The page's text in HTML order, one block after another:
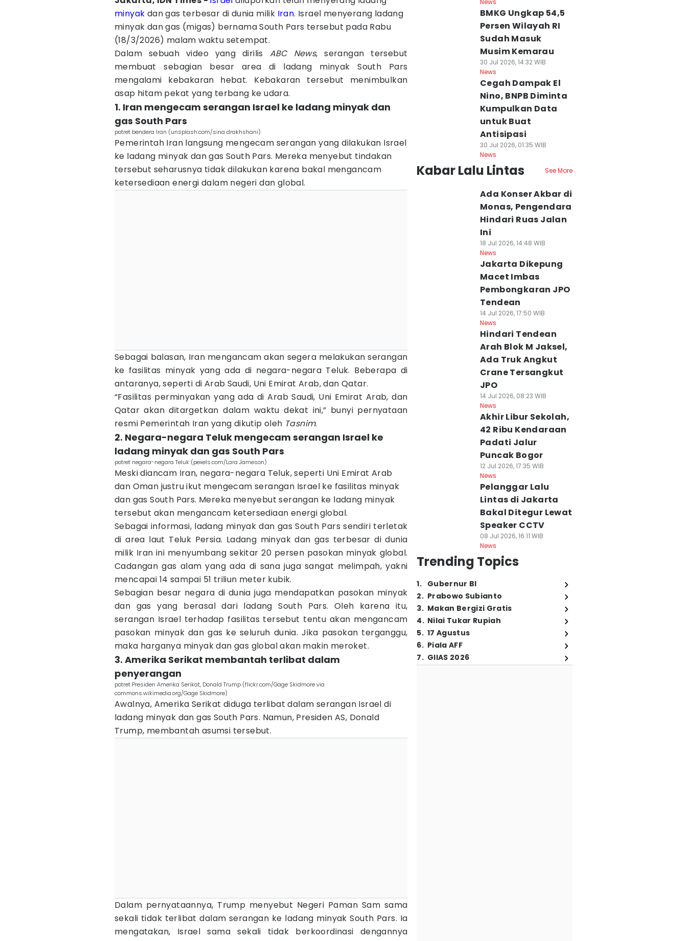
minyak dan gas terbesar di dunia milik Iran. Israel menyerang ladang
minyak dan gas (migas) bernama South Pars tersebut pada Rabu
(18/3/2026) malam waktu setempat.
Dalam sebuah video yang dirilis ABC News, serangan tersebut
membuat sebagian besar area di ladang minyak South Pars
mengalami kebakaran hebat. Kebakaran tersebut menimbulkan
asap hitam pekat yang terbang ke udara.
1. Iran mengecam serangan Israel ke ladang minyak dan
gas South Pars
potret bendera Iran (unsplash.com/sina drakhshani)
Pemerintah Iran langsung mengecam serangan yang dilakukan Israel
ke ladang minyak dan gas South Pars. Mereka menyebut tindakan
tersebut seharusnya tidak dilakukan karena bakal mengancam
ketersediaan energi dalam negeri dan global.
Sebagai balasan, Iran mengancam akan segera melakukan serangan
ke fasilitas minyak yang ada di negara-negara Teluk. Beberapa di
antaranya, seperti di Arab Saudi, Uni Emirat Arab, dan Qatar.
“Fasilitas perminyakan yang ada di Arab Saudi, Uni Emirat Arab, dan
Qatar akan ditargetkan dalam waktu dekat ini,” bunyi pernyataan
resmi Pemerintah Iran yang dikutip oleh Tasnim.
2. Negara-negara Teluk mengecam serangan Israel ke
ladang minyak dan gas South Pars
potret negara-negara Teluk (pexels.com/Lara Jameson)
Meski diancam Iran, negara-negara Teluk, seperti Uni Emirat Arab
dan Oman justru ikut mengecam serangan Israel ke fasilitas minyak
dan gas South Pars. Mereka menyebut serangan ke ladang minyak
tersebut akan mengancam ketersediaan energi global.
Sebagai informasi, ladang minyak dan gas South Pars sendiri terletak
di area laut Teluk Persia. Ladang minyak dan gas terbesar di dunia
milik Iran ini menyumbang sekitar 20 persen pasokan minyak global.
Cadangan gas alam yang ada di sana juga sangat melimpah, yakni
mencapai 14 sampai 51 triliun meter kubik.
Sebagian besar negara di dunia juga mendapatkan pasokan minyak
dan gas yang berasal dari ladang South Pars. Oleh karena itu,
serangan Israel terhadap fasilitas tersebut tentu akan mengancam
pasokan minyak dan gas ke seluruh dunia. Jika pasokan terganggu,
maka harganya minyak dan gas global akan makin meroket.
3. Amerika Serikat membantah terlibat dalam
penyerangan
potret Presiden Amerika Serikat, Donald Trump (flickr.com/Gage Skidmore via
commons.wikimedia.org/Gage Skidmore)
Awalnya, Amerika Serikat diduga terlibat dalam serangan Israel di
ladang minyak dan gas South Pars. Namun, Presiden AS, Donald
Trump, membantah asumsi tersebut.
Dalam pernyataannya, Trump menyebut Negeri Paman Sam sama
sekali tidak terlibat dalam serangan ke ladang minyak South Pars. Ia
mengatakan, Israel sama sekali tidak berkoordinasi dengannya
News
BMKG Ungkap 54,5
Persen Wilayah RI
Sudah Masuk
Musim Kemarau
30 Jul 2026, 14:32 WIB
News
Cegah Dampak El
Nino, BNPB Diminta
Kumpulkan Data
untuk Buat
Antisipasi
30 Jul 2026, 01:35 WIB
News
Kabar Lalu Lintas See More
Ada Konser Akbar di
Monas, Pengendara
Hindari Ruas Jalan
Ini
18 Jul 2026, 14:48 WIB
News
Jakarta Dikepung
Macet Imbas
Pembongkaran JPO
Tendean
14 Jul 2026, 17:50 WIB
News
Hindari Tendean
Arah Blok M Jaksel,
Ada Truk Angkut
Crane Tersangkut
JPO
14 Jul 2026, 08:23 WIB
News
Akhir Libur Sekolah,
42 Ribu Kendaraan
Padati Jalur
Puncak Bogor
12 Jul 2026, 17:35 WIB
News
Pelanggar Lalu
Lintas di Jakarta
Bakal Ditegur Lewat
Speaker CCTV
08 Jul 2026, 16:11 WIB
News
Trending Topics
1. Gubernur BI
2. Prabowo Subianto
3. Makan Bergizi Gratis
4. Nilai Tukar Rupiah
5. 17 Agustus
6. Piala AFF
7. GIIAS 2026